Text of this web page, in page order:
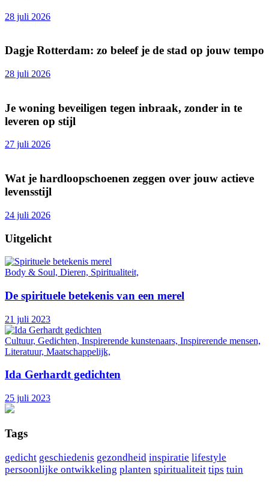
28 juli 2026
Dagje Rotterdam: zo beleef je de stad op jouw tempo
28 juli 2026
Je woning beveiligen tegen inbraak, zonder in te
leveren op stijl
27 juli 2026
Wat je hardloopschoenen zeggen over jouw actieve
levensstijl
24 juli 2026
Uitgelicht
Body & Soul, Dieren, Spiritualiteit,
De spirituele betekenis van een merel
21 juli 2023
Cultuur, Gedichten, Inspirerende kunstenaars, Inspirerende mensen,
Literatuur, Maatschappelijk,
Ida Gerhardt gedichten
25 juli 2023
Tags
gedicht geschiedenis gezondheid inspiratie lifestyle
persoonlijke ontwikkeling planten spiritualiteit tips tuin